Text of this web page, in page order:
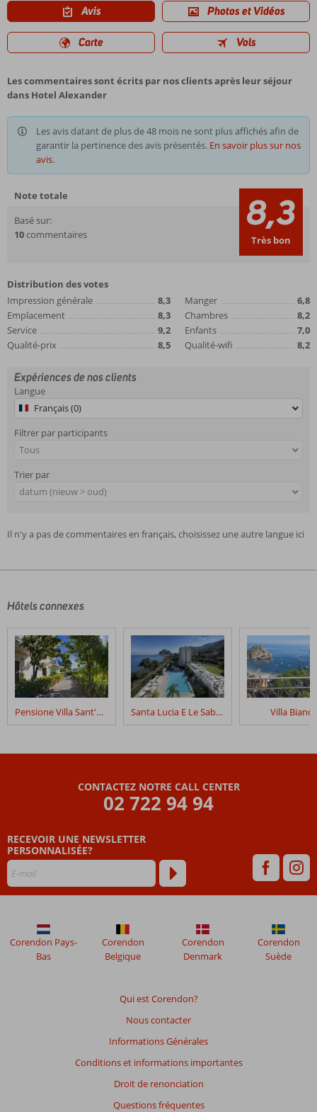
Avis Photos et Vidéos
Carte Vols
Les commentaires sont écrits par nos clients après leur séjour
dans Hotel Alexander
Les avis datant de plus de 48 mois ne sont plus affichés afin de
garantir la pertinence des avis présentés. En savoir plus sur nos
avis.
Note totale
Basé sur:
10 commentaires 8,3
Très bon
Distribution des votes
Impression générale
8,3
Emplacement
8,3
Service
9,2
Qualité-prix
8,5
Manger
6,8
Chambres
8,2
Enfants
7,0
Qualité-wifi
8,2
Expériences de nos clients
Langue
Français (0)
Filtrer par participants
Tous
Trier par
datum (nieuw > oud)
Il n'y a pas de commentaires en français, choisissez une autre langue ici
Hôtels connexes
Pensione Villa Sant'Antonio Santa Lucia E Le Sabbie D’Oro Villa Bianca
CONTACTEZ NOTRE CALL CENTER
02 722 94 94
RECEVOIR UNE NEWSLETTER
PERSONNALISÉE?
Qui est Corendon?
Nous contacter
Informations Générales
Conditions et informations importantes
Droit de renonciation
Questions fréquentes
Corendon Pays-
Bas
Corendon
Belgique
Corendon
Denmark
Corendon
Suède